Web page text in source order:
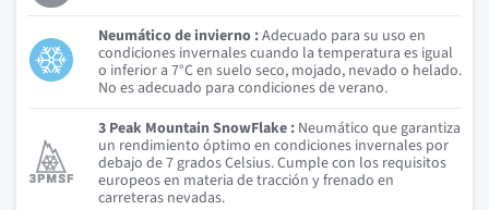
Neumático de invierno :Adecuado para su uso en
condiciones invernales cuando la temperatura es igual
o inferior a 7°C en suelo seco, mojado, nevado o helado.
No es adecuado para condiciones de verano.
3 Peak Mountain SnowFlake : Neumático que garantiza
un rendimiento óptimo en condiciones invernales por
debajo de 7 grados Celsius. Cumple con los requisitos
europeos en materia de tracción y frenado en
carreteras nevadas.